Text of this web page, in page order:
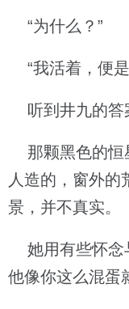
“为什么？”
“我活着，便
听到井九的答
那颗黑色的恒
人造的，窗外的
景，并不真实。
她用有些怀念
他像你这么混蛋